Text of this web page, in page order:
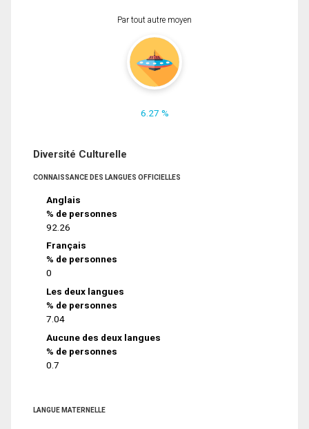
Par tout autre moyen
6.27 %
Diversité Culturelle
CONNAISSANCE DES LANGUES OFFICIELLES
Anglais
% de personnes
92.26
Français
% de personnes
0
Les deux langues
% de personnes
7.04
Aucune des deux langues
% de personnes
0.7
LANGUE MATERNELLE